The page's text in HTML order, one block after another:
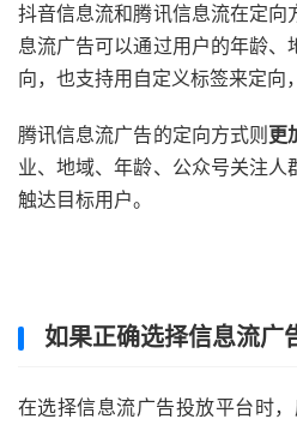
抖音信息流和腾讯信息流在定向
息流广告可以通过用户的年龄、
向，也支持用自定义标签来定向
腾讯信息流广告的定向方式则 更
业、地域、年龄、公众号关注
触达目标用户。
如果正确选择信息流广
在选择信息流广告投放平台时